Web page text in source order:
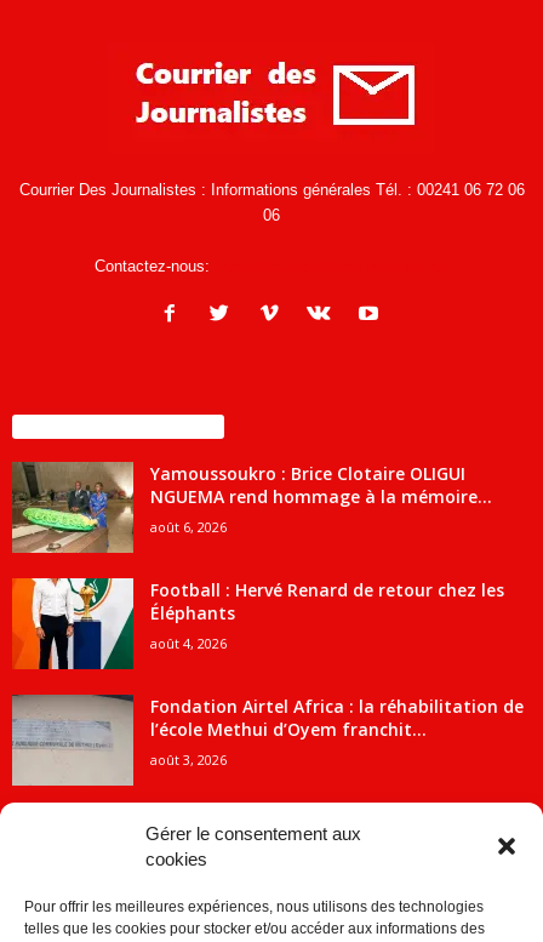
Gérer le consentement aux
cookies
Pour offrir les meilleures expériences, nous utilisons des technologies
telles que les cookies pour stocker et/ou accéder aux informations des
Courrier Des Journalistes : Informations générales Tél. : 00241 06 72 06
06
Contactez-nous:
Yamoussoukro : Brice Clotaire OLIGUI
NGUEMA rend hommage à la mémoire...
août 6, 2026
Football : Hervé Renard de retour chez les
Éléphants
août 4, 2026
Fondation Airtel Africa : la réhabilitation de
l’école Methui d’Oyem franchit...
août 3, 2026
ACTUALITES